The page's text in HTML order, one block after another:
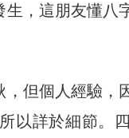
，這朋友懂八
但個人經驗，
以詳於細節。